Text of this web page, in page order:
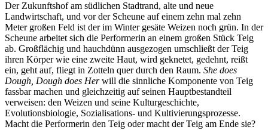
Der Zukunftshof am südlichen Stadtrand, alte und neue
Landwirtschaft, und vor der Scheune auf einem zehn mal zehn
Meter großen Feld ist der im Winter gesäte Weizen noch grün. In der
Scheune arbeitet sich die Performerin an einem großen Stück Teig
ab. Großflächig und hauchdünn ausgezogen umschließt der Teig
ihren Körper wie eine zweite Haut, wird geknetet, gedehnt, reißt
ein, geht auf, fliegt in Zotteln quer durch den Raum. She does
Dough, Dough does Herwill die sinnliche Komponente von Teig
fassbar machen und gleichzeitig auf seinen Hauptbestandteil
verweisen: den Weizen und seine Kulturgeschichte,
Evolutionsbiologie, Sozialisations- und Kultivierungsprozesse.
Macht die Performerin den Teig oder macht der Teig am Ende sie?